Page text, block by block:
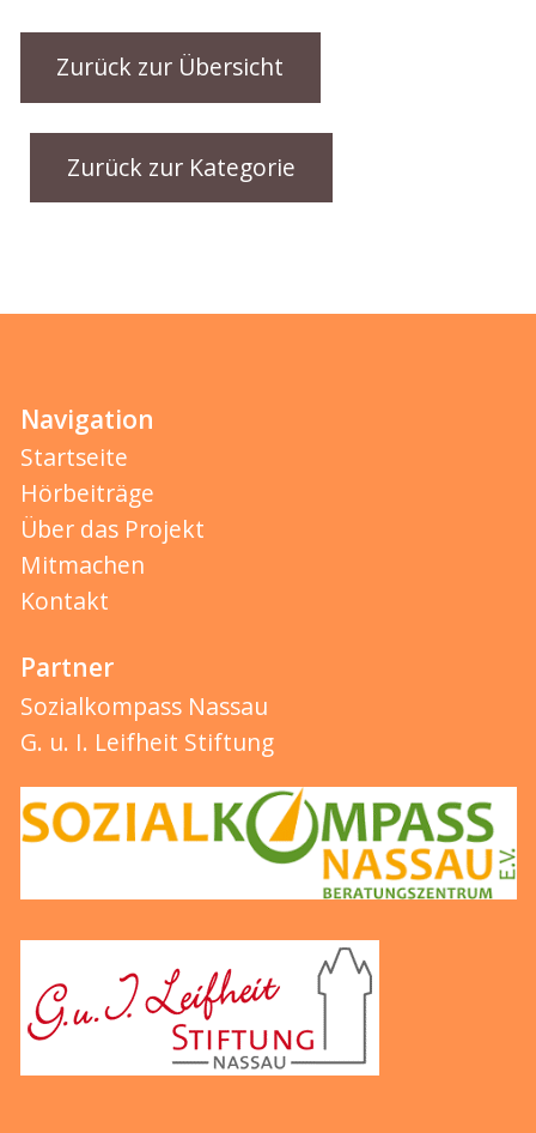
Zurück zur Übersicht
Zurück zur Kategorie
Navigation
Startseite
Hörbeiträge
Über das Projekt
Mitmachen
Kontakt
Partner
Sozialkompass Nassau
G. u. I. Leifheit Stiftung